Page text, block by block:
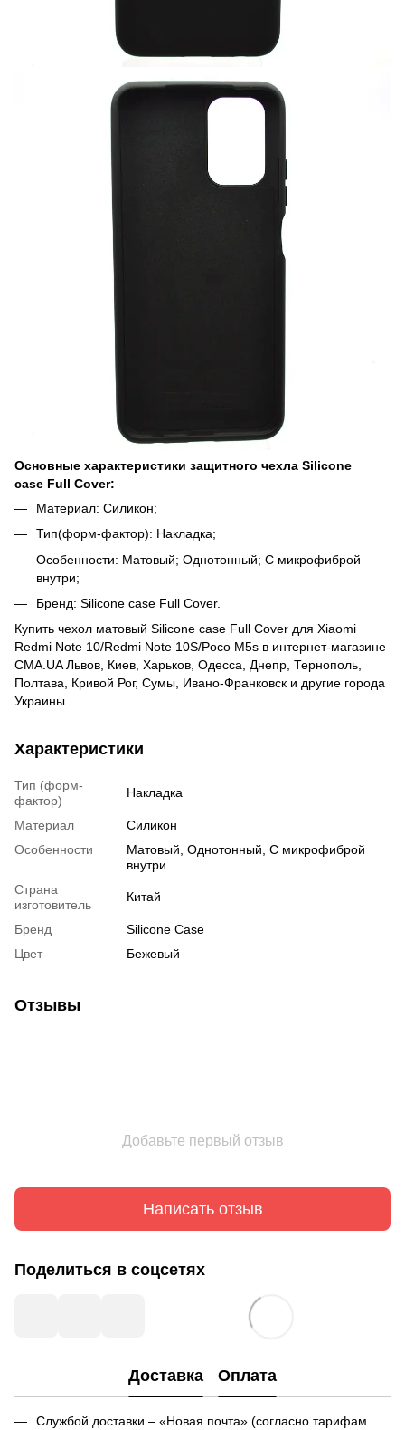
Основные характеристики защитного чехла Silicone
case Full Cover:
Материал: Силикон;
Тип(форм-фактор): Накладка;
Особенности: Матовый; Однотонный; С микрофиброй
внутри;
Бренд: Silicone case Full Cover.
Купить чехол матовый Silicone case Full Cover для Xiaomi
Redmi Note 10/Redmi Note 10S/Poco M5s в интернет-магазине
CMA.UA Львов, Киев, Харьков, Одесса, Днепр, Тернополь,
Полтава, Кривой Рог, Сумы, Ивано-Франковск и другие города
Украины.
Характеристики
Тип (форм-
фактор)
Накладка
Материал
Силикон
Особенности
Матовый, Однотонный, С микрофиброй
внутри
Страна
изготовитель
Китай
Бренд
Silicone Case
Цвет
Бежевый
Отзывы
Добавьте первый отзыв
Написать отзыв
Поделиться в соцсетях
Доставка Оплата
Службой доставки – «Новая почта» (согласно тарифам